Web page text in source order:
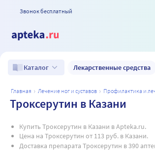
Звонок бесплатный
Каталог Лекарственные средства
главная лечение ног и суставов профилактика и
Троксерутин в Казани
Купить Троксерутин в Казани в Apteka.ru.
Цена на Троксерутин от 113 руб. в Казани.
Доставка препарата Троксерутин в 390